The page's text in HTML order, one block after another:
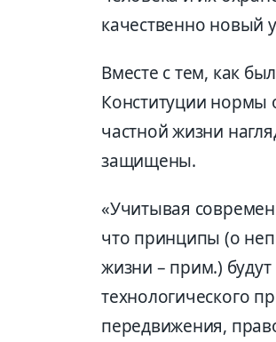
качественно новый
Вместе с тем, как
Конституции нормы
частной жизни
защищены.
«Учитывая
что принципы(о
жизни – прим.)
технологического
передвижения,